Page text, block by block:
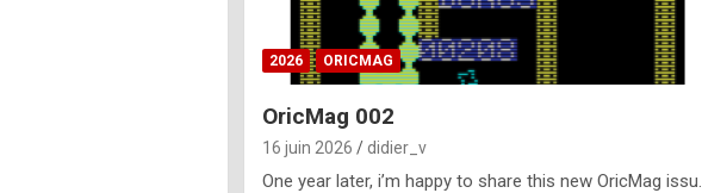
2026 ORICMAG
OricMag 002
16 juin 2026 didier_v
One year later, i’m happy to share this new OricMag issu.